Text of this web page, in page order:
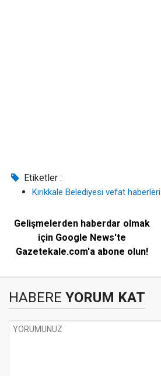
Etiketler :
Kırıkkale Belediyesi vefat haberleri
Gelişmelerden haberdar olmak
için Google News'te
Gazetekale.com'a abone olun!
HABERE YORUM KAT